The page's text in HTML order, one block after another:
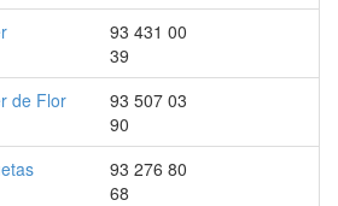
93 431 00
39
de Flor
93 507 03
90
93 276 80
68